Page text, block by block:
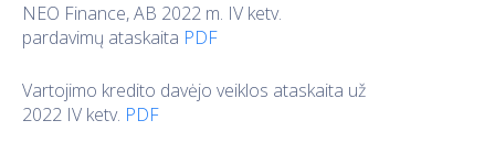
NEO Finance, AB 2022 m. IV ketv.
pardavimų ataskaita PDF
Vartojimo kredito davėjo veiklos ataskaita už
2022 IV ketv. PDF